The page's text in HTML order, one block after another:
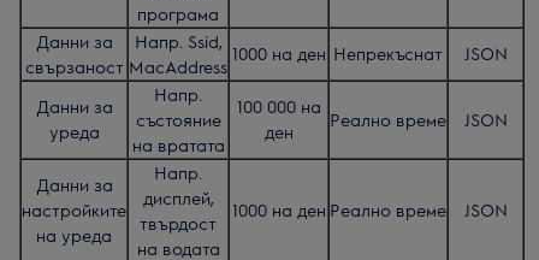
програма
Данни за
свързаност
Напр. Ssid,
MacAddress
1000 на ден Непрекъснат JSON
Данни за
уреда
Напр.
състояние
на вратата
100 000 на
ден
Реално време JSON
Данни за
настройките
на уреда
Напр.
дисплей,
твърдост
на водата
1000 на ден Реално време JSON